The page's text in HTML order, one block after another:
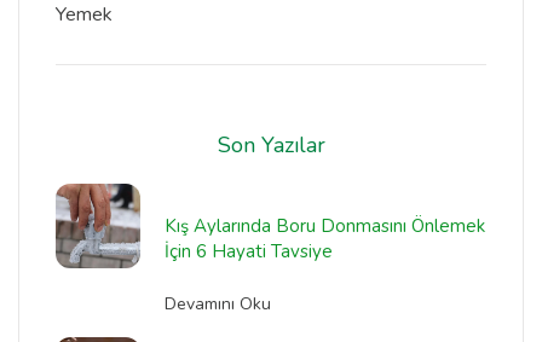
Yemek
Son Yazılar
Kış Aylarında Boru Donmasını Önlemek
İçin 6 Hayati Tavsiye
Devamını Oku